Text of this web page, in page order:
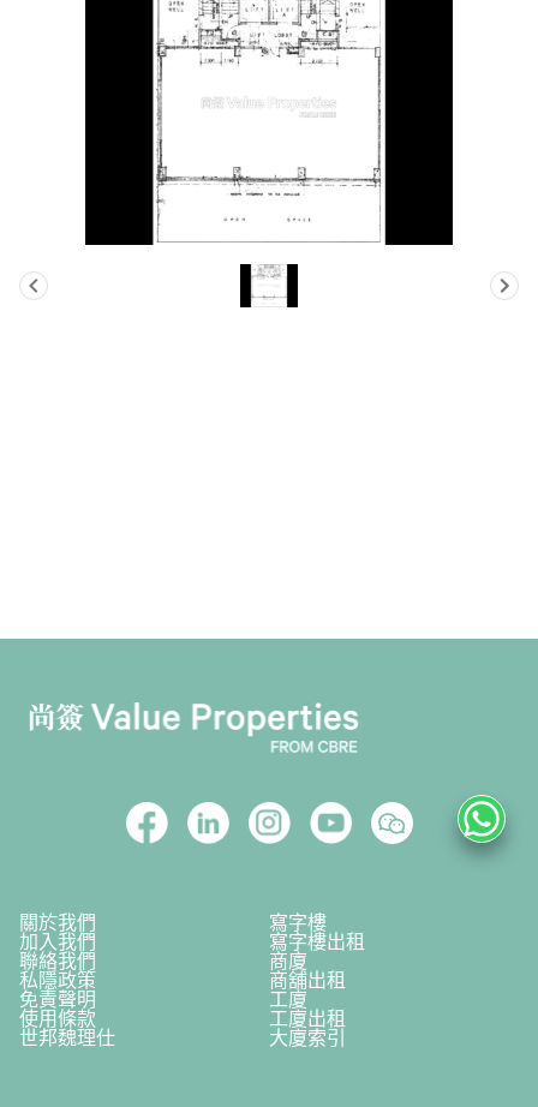
關於我們 寫字樓
加入我們 寫字樓出租
聯絡我們 商廈
私隱政策 商舖出租
免責聲明 工廈
使用條款 工廈出租
世邦魏理仕 大廈索引